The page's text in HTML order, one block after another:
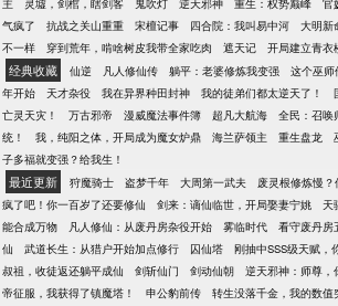
主
灵墟，剑棺，瞎剑客 鬼吹灯 逆天邪神 重生：权势巅峰 官
气疯了
抗战之关山重重 宋檀记事 四合院：我叫易中河 大明新
不一样
穿到荒年，啃啥树皮我带全家吃肉 遮天记 开局建立青衣
经典收藏 仙逆 凡人修仙传 躺平：老婆修炼我变强 这个巫师
年开始
天才杂役 我在异界种田封神 我的徒弟们都太逆天了！
亡灵天灾！
万古邪帝 漫威魔法事件簿 超凡大航海
全民：召唤
统！
我，纯阳之体，开局成为魔女炉鼎 海兰萨领主 重生盘龙
子多福就变强？给我生！
最近更新 狩魔骑士 盗梦千年 大周第一武夫 废灵根修炼慢？
疯了吧！你一百岁了还要修仙
剑来：谪仙临世，开局娶妻宁姚 天
能合成万物
凡人修仙：从废丹房杂役开始 雾临时代
看守废丹房
仙
武道长生：从猎户开始加点修行 囚仙塔 刚抽中SSS级天赋，
叔祖，收徒返还躺平成仙
剑斩仙门 剑动仙朝 逆天邪神：师尊，
帝征服，我获得了镇魔塔！
申公豹前传 转生没落千金，我的数值